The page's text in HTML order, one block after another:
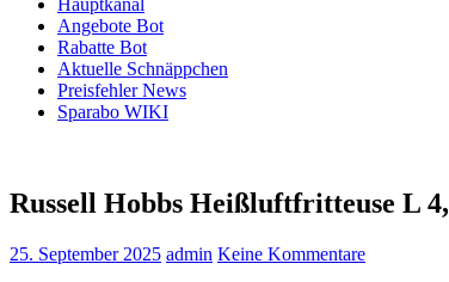
Hauptkanal
Angebote Bot
Rabatte Bot
Aktuelle Schnäppchen
Preisfehler News
Sparabo WIKI
Russell Hobbs Heißluftfritteuse L
25. September 2025 admin Keine Kommentare